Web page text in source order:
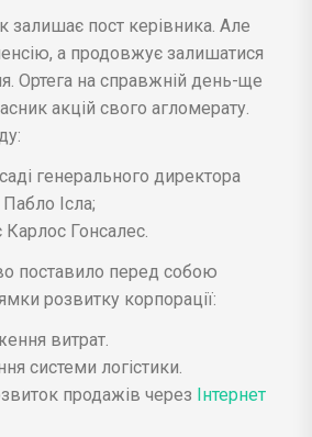
залишає пост керівника. Але
а продовжує залишатися
Ортега на справжній день-ще
акцій свого агломерату.
генерального директора
Ісла;
Гонсалес.
поставило перед собою
розвитку корпорації:
витрат.
системи логістики.
продажів через Інтернет